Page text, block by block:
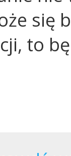
się
to